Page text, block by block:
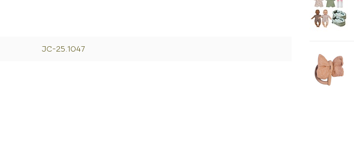
JC-25.1047